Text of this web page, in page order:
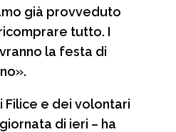
già provveduto
tutto. I
la festa di
Filice e dei volontari
di ieri – ha